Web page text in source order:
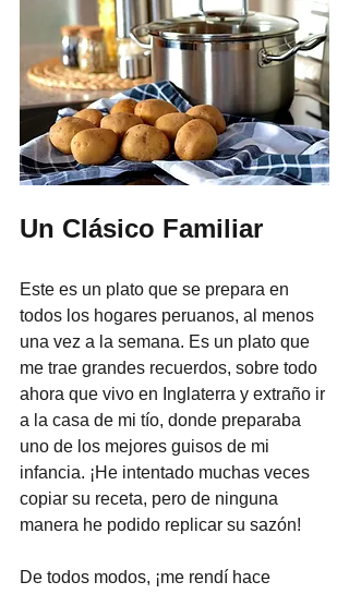
Un Clásico Familiar
Este es un plato que se prepara en
todos los hogares peruanos, al menos
una vez a la semana. Es un plato que
me trae grandes recuerdos, sobre todo
ahora que vivo en Inglaterra y extraño ir
a la casa de mi tío, donde preparaba
uno de los mejores guisos de mi
infancia. ¡He intentado muchas veces
copiar su receta, pero de ninguna
manera he podido replicar su sazón!
De todos modos, ¡me rendí hace